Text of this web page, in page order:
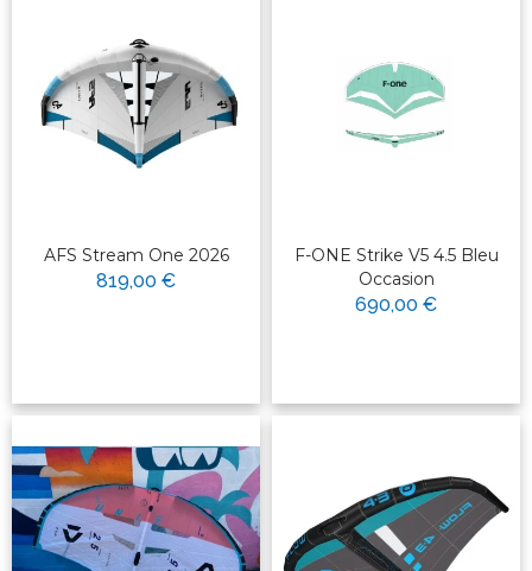
AFS Stream One 2026
819,00 €
F-ONE Strike V5 4.5 Bleu
Occasion
690,00 €